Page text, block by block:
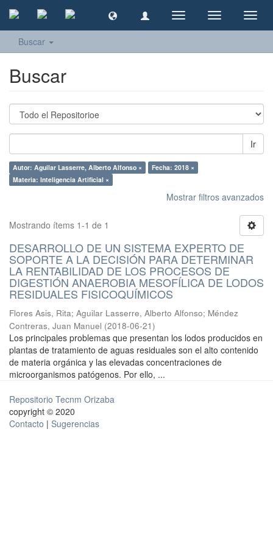
Cambiar
navegación
Cambiar
navegación
Buscar
Buscar
Ir
Autor: Aguilar Lasserre, Alberto Alfonso ×
Fecha: 2018 ×
Materia: Inteligencia Artificial ×
Mostrar filtros avanzados
Mostrando ítems 1-1 de 1
DESARROLLO DE UN SISTEMA EXPERTO DE
SOPORTE A LA DECISIÓN PARA DETERMINAR
LA RENTABILIDAD DE LOS PROCESOS DE
DIGESTIÓN ANAEROBIA MESOFÍLICA DE LODOS
RESIDUALES FISICOQUÍMICOS
Flores Asis, Rita; Aguilar Lasserre, Alberto Alfonso; Méndez
Contreras, Juan Manuel (2018-06-21)
Los principales problemas que presentan los lodos producidos en
plantas de tratamiento de aguas residuales son el alto contenido
de materia orgánica y las elevadas concentraciones de
microorganismos patógenos. Por ello, ...
Repositorio Tecnm Orizaba
copyright © 2020
Contacto | Sugerencias